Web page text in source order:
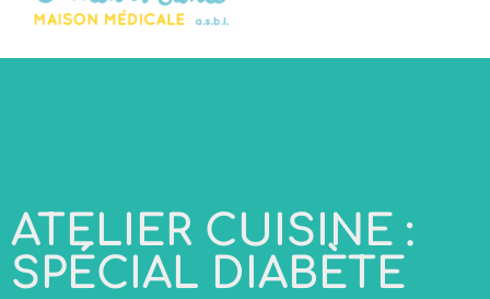
ATELIER CUISINE :
SPÉCIAL DIABÈTE